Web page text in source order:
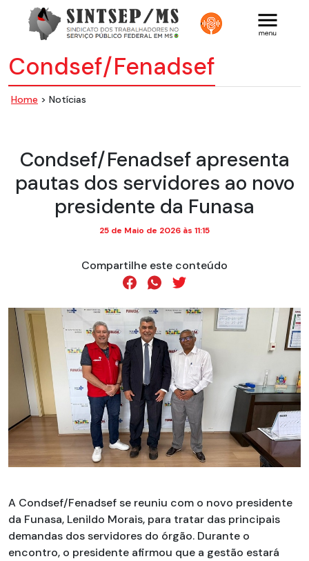
Condsef/Fenadsef
Home > Notícias
Condsef/Fenadsef apresenta
pautas dos servidores ao novo
presidente da Funasa
25 de Maio de 2026 às 11:15
Compartilhe este conteúdo
A Condsef/Fenadsef se reuniu com o novo presidente
da Funasa, Lenildo Morais, para tratar das principais
demandas dos servidores do órgão. Durante o
encontro, o presidente afirmou que a gestão estará